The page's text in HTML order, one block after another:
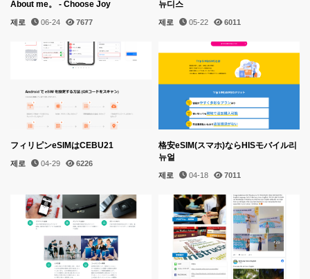
About me。 - Choose Joy
제로 06-24 7677
뉴디스
제로 05-22 6011
フィリピンeSIMはCEBU21
제로 04-29 6226
格安eSIM(スマホ)ならHISモバイル리
뉴얼
제로 04-18 7011